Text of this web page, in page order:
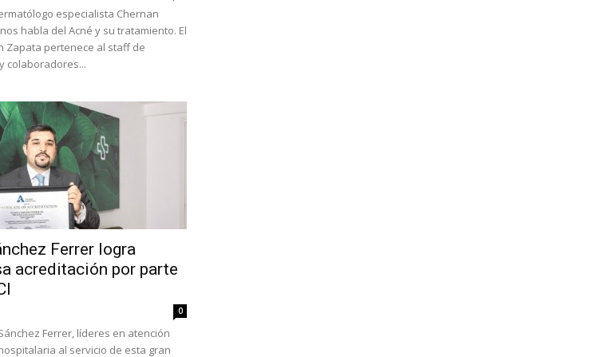
especialista Chernan
habla del Acné y su tratamiento. El
Zapata pertenece al staff de
colaboradores...
Ferrer logra
acreditación por parte
0
Ferrer, líderes en atención
al servicio de esta gran